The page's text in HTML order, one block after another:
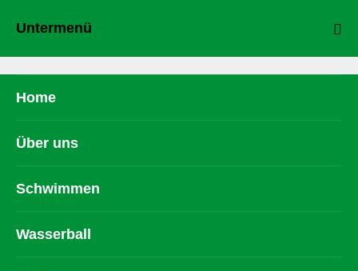
Untermenü
Home
Über uns
Schwimmen
Wasserball